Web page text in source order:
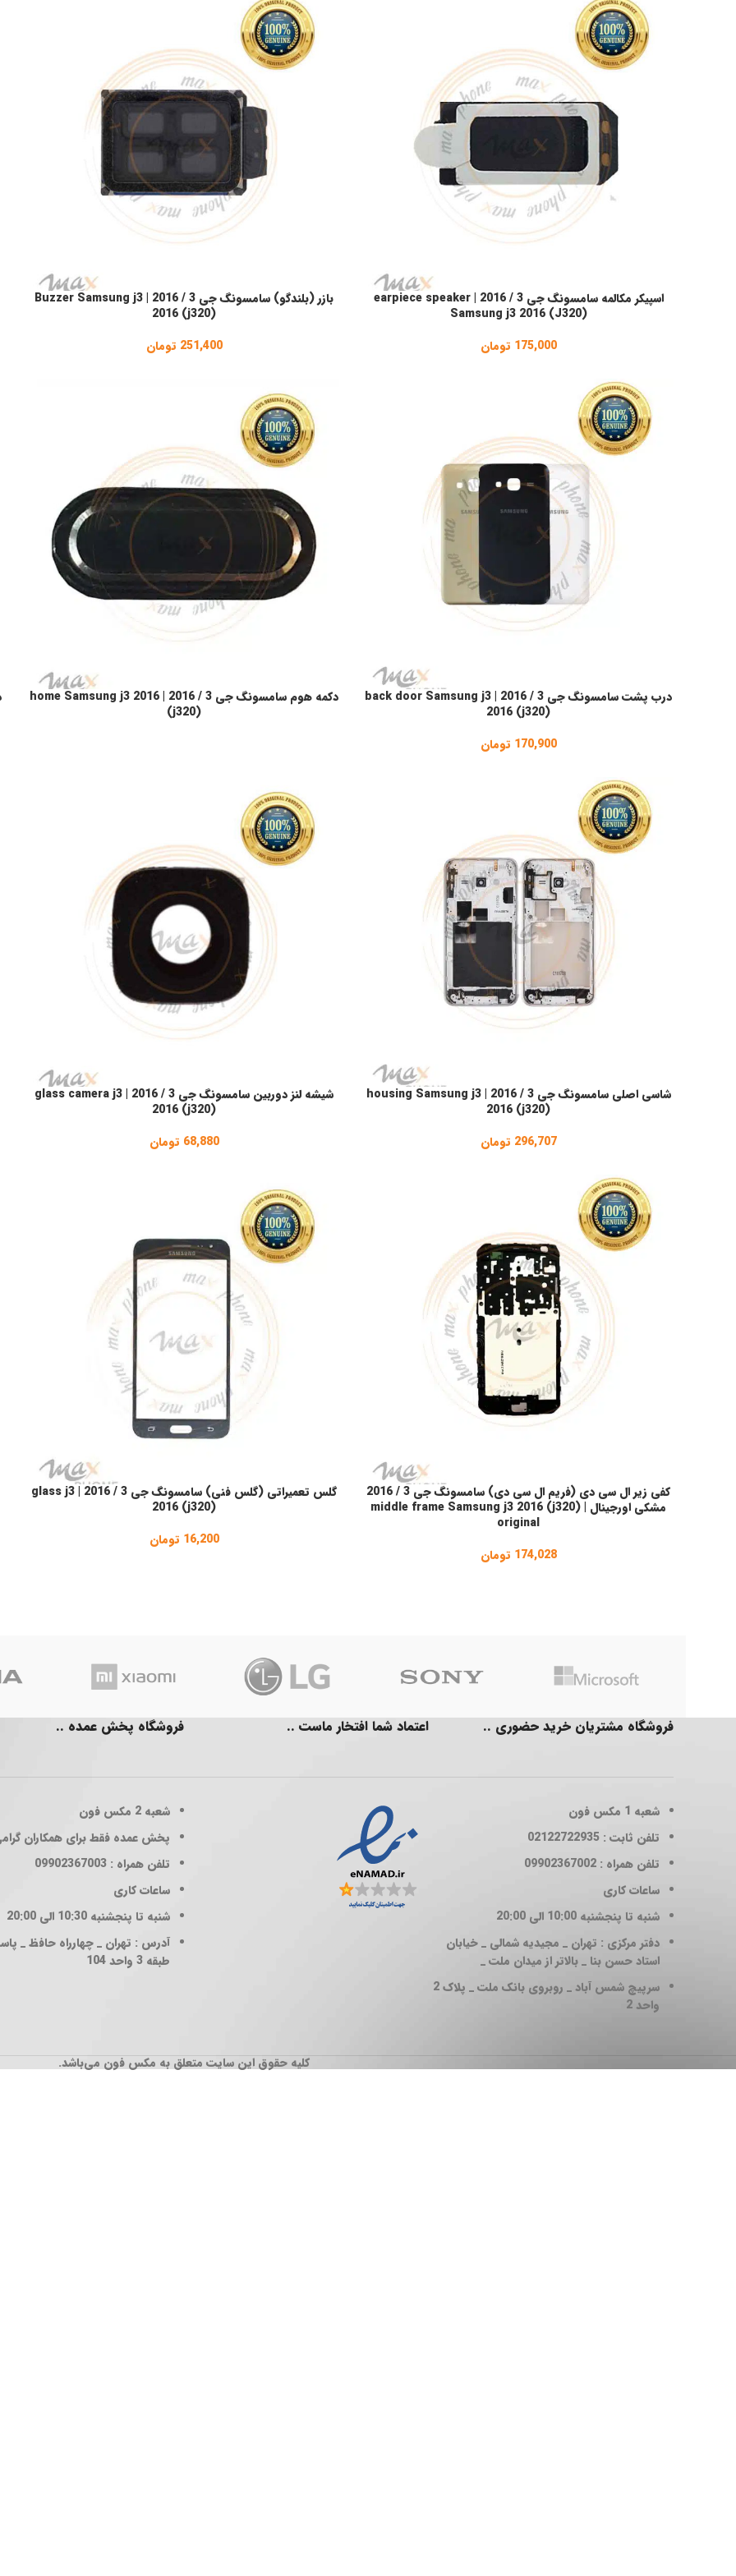
افزودن به سبد خرید
اسپیکر مکالمه سامسونگ جی 3 / 2016 | earpiece speaker
Samsung j3 2016 (J320)
175,000 تومان
افزودن به سبد خرید
بازر (بلندگو) سامسونگ جی 3 / 2016 | Buzzer Samsung j3
2016 (j320)
251,400 تومان
انتخاب گزینه ها
درب پشت سامسونگ جی 3 / 2016 | back door Samsung j3
2016 (j320)
170,900 تومان
اطلاعات بیشتر
دکمه هوم سامسونگ جی 3 / 2016 | home Samsung j3 2016
(j320)
انتخاب گزینه ها
شاسی اصلی سامسونگ جی 3 / 2016 | housing Samsung j3
2016 (j320)
296,707 تومان
افزودن به سبد خرید
شیشه لنز دوربین سامسونگ جی 3 / 2016 | glass camera j3
2016 (j320)
68,880 تومان
افزودن به سبد خرید
کفی زیر ال سی دی (فریم ال سی دی) سامسونگ جی 3 / 2016
مشکی اورجینال | middle frame Samsung j3 2016 (j320)
original
174,028 تومان
انتخاب گزینه ها
گلس تعمیراتی (گلس فنی) سامسونگ جی 3 / 2016 | glass j3
2016 (j320)
16,200 تومان
فروشگاه مشتریان خرید حضوری ..
شعبه 1
مکس فون
تلفن ثابت : 02122722935
تلفن همراه : 09902367002
ساعات کاری
شنبه تا پنجشنبه 10:00 الی 20:00
دفتر مرکزی : تهران _ مجیدیه شمالی _ خیابان
استاد حسن بنا _ بالاتر از میدان ملت _
سرپیچ شمس آباد _ روبروی بانک ملت _ پلاک 2
واحد 2
اعتماد شما افتخار ماست .. فروشگاه پخش عمده ..
شعبه 2
مکس فون
پخش عمده فقط برای همکاران
تلفن همراه : 09902367003
ساعات کاری
شنبه تا پنجشنبه 10:30 الی 20:00
آدرس : تهران _ چهارراه حافظ _
طبقه 3 واحد 104
کلیه حقوق این سایت متعلق به مکس فون می‌باشد.